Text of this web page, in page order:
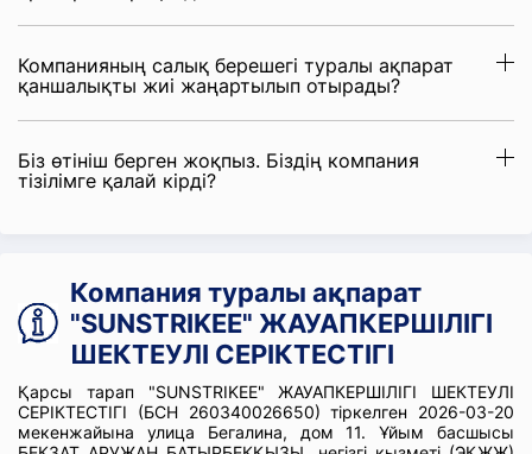
Компанияның салық берешегі туралы ақпарат
қаншалықты жиі жаңартылып отырады?
Біз өтініш берген жоқпыз. Біздің компания
тізілімге қалай кірді?
Компания туралы ақпарат
"SUNSTRIKEE" ЖАУАПКЕРШІЛІГІ
ШЕКТЕУЛІ СЕРІКТЕСТІГІ
Қарсы тарап "SUNSTRIKEE" ЖАУАПКЕРШІЛІГІ ШЕКТЕУЛІ
СЕРІКТЕСТІГІ (БСН 260340026650) тіркелген 2026-03-20
мекенжайына улица Бегалина, дом 11. Ұйым басшысы